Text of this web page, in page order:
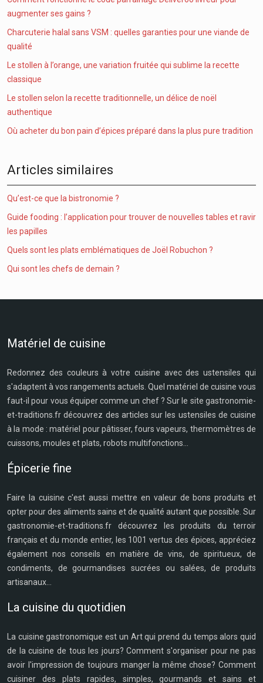
augmenter ses gains ?
Charcuterie halal sans VSM : quelles garanties pour une viande de
qualité
Le stollen à l’orange, une variation fruitée qui sublime la recette
classique
Le stollen selon la recette traditionnelle, un délice de noël
authentique
Où acheter du bon pain d’épices préparé dans la plus pure tradition
Articles similaires
Qu’est-ce que la bistronomie ?
Guide fooding : l’application pour trouver de nouvelles tables et ravir
les papilles
Quels sont les plats emblématiques de Joël Robuchon ?
Qui sont les chefs de demain ?
Matériel de cuisine
Redonnez des couleurs à votre cuisine avec des ustensiles qui
s'adaptent à vos rangements actuels. Quel matériel de cuisine vous
faut-il pour vous équiper comme un chef ? Sur le site gastronomie-
et-traditions.fr découvrez des articles sur les ustensiles de cuisine
à la mode : matériel pour pâtisser, fours vapeurs, thermomètres de
cuissons, moules et plats, robots multifonctions...
Épicerie fine
Faire la cuisine c'est aussi mettre en valeur de bons produits et
opter pour des aliments sains et de qualité autant que possible. Sur
gastronomie-et-traditions.fr découvrez les produits du terroir
français et du monde entier, les 1001 vertus des épices, appréciez
également nos conseils en matière de vins, de spiritueux, de
condiments, de gourmandises sucrées ou salées, de produits
artisanaux...
La cuisine du quotidien
La cuisine gastronomique est un Art qui prend du temps alors quid
de la cuisine de tous les jours? Comment s'organiser pour ne pas
avoir l'impression de toujours manger la même chose? Comment
cuisiner des plats rapides, simples, gourmands et sains et